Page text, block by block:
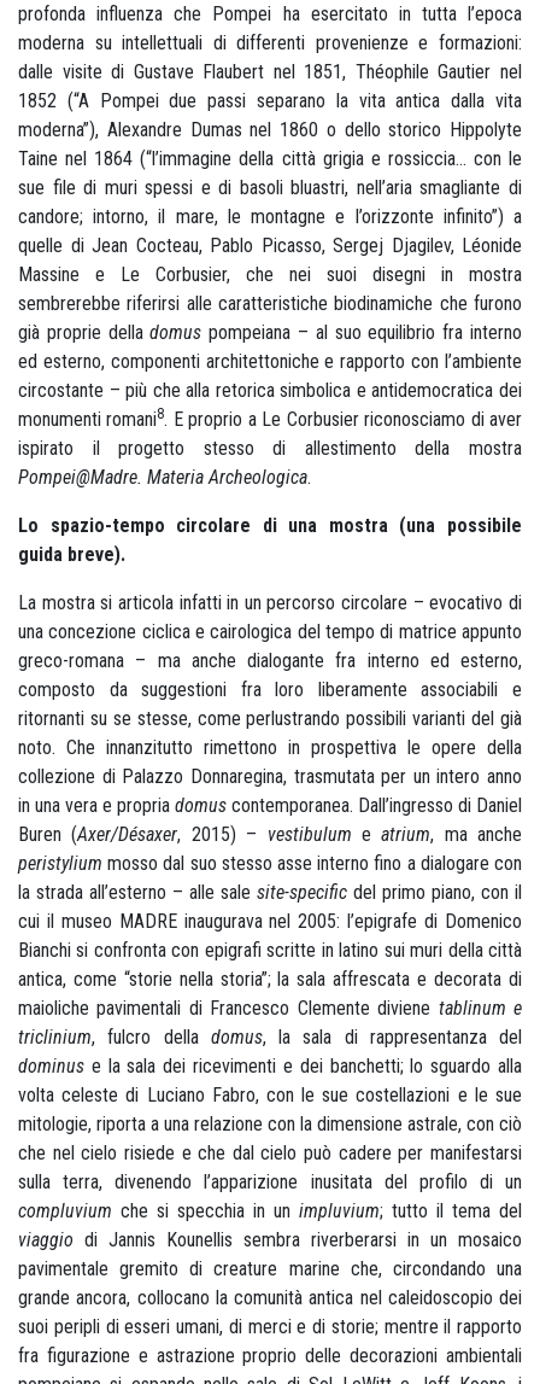
profonda influenza che Pompei ha esercitato in tutta l’epoca
moderna su intellettuali di differenti provenienze e formazioni:
dalle visite di Gustave Flaubert nel 1851, Théophile Gautier nel
1852 (“A Pompei due passi separano la vita antica dalla vita
moderna”), Alexandre Dumas nel 1860 o dello storico Hippolyte
Taine nel 1864 (“l’immagine della città grigia e rossiccia... con le
sue file di muri spessi e di basoli bluastri, nell’aria smagliante di
candore; intorno, il mare, le montagne e l’orizzonte infinito”) a
quelle di Jean Cocteau, Pablo Picasso, Sergej Djagilev, Léonide
Massine e Le Corbusier, che nei suoi disegni in mostra
sembrerebbe riferirsi alle caratteristiche biodinamiche che furono
già proprie delladomuspompeiana – al suo equilibrio fra interno
ed esterno, componenti architettoniche e rapporto con l’ambiente
circostante – più che alla retorica simbolica e antidemocratica dei
monumenti romani8. E proprio a Le Corbusier riconosciamo di aver
ispirato il progetto stesso di allestimento della mostra
Pompei@Madre. Materia Archeologica.
Lo spazio-tempo circolare di una mostra (una possibile
guida breve).
La mostra si articola infatti in un percorso circolare – evocativo di
una concezione ciclica e cairologica del tempo di matrice appunto
greco-romana – ma anche dialogante fra interno ed esterno,
composto da suggestioni fra loro liberamente associabili e
ritornanti su se stesse, come perlustrando possibili varianti del già
noto. Che innanzitutto rimettono in prospettiva le opere della
collezione di Palazzo Donnaregina, trasmutata per un intero anno
in una vera e propria domus contemporanea. Dall’ingresso di Daniel
Buren (Axer/Désaxer, 2015) – vestibulum eatrium, ma anche
peristyliummosso dal suo stesso asse interno fino a dialogare con
la strada all’esterno – alle sale site-specific del primo piano, con il
cui il museo MADRE inaugurava nel 2005: l’epigrafe di Domenico
Bianchi si confronta con epigrafi scritte in latino sui muri della città
antica, come “storie nella storia”; la sala affrescata e decorata di
maioliche pavimentali di Francesco Clemente diviene tablinum e
triclinium, fulcro della domus, la sala di rappresentanza del
dominus e la sala dei ricevimenti e dei banchetti; lo sguardo alla
volta celeste di Luciano Fabro, con le sue costellazioni e le sue
mitologie, riporta a una relazione con la dimensione astrale, con ciò
che nel cielo risiede e che dal cielo può cadere per manifestarsi
sulla terra, divenendo l’apparizione inusitata del profilo di un
compluvium che si specchia in un impluvium; tutto il tema del
viaggio di Jannis Kounellis sembra riverberarsi in un mosaico
pavimentale gremito di creature marine che, circondando una
grande ancora, collocano la comunità antica nel caleidoscopio dei
suoi peripli di esseri umani, di merci e di storie; mentre il rapporto
fra figurazione e astrazione proprio delle decorazioni ambientali